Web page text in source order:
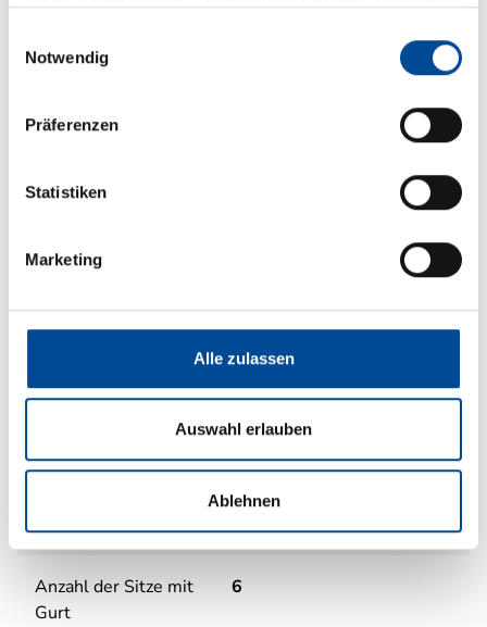
Notwendig
Präferenzen
Statistiken
Marketing
Alle zulassen
Auswahl erlauben
Ablehnen
Solaranlage
Grundrissbeschreibung
Schlafplätze 6
Anzahl der Sitze mit
Gurt
6